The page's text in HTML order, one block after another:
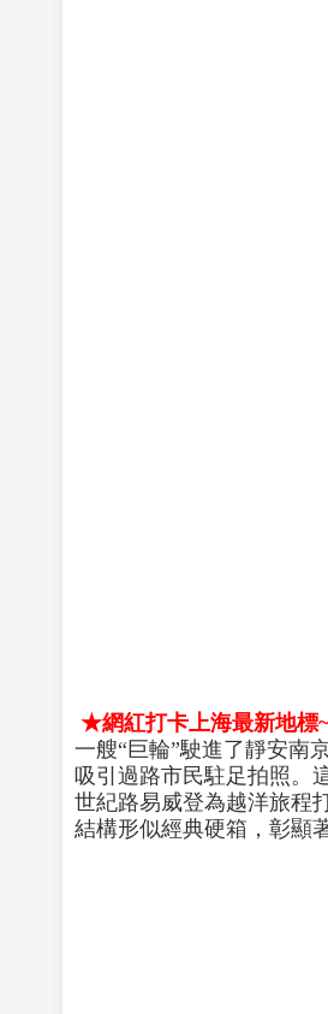
★網紅打卡上海最新地標
一艘“巨輪”駛進了靜安南
吸引過路市民駐足拍照。
世紀路易威登為越洋旅程
結構形似經典硬箱，彰顯